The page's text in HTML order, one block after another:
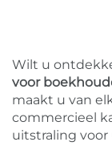
Wilt u
voor
maakt u van
commercieel
uitstraling